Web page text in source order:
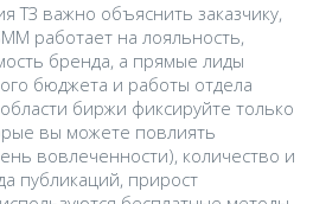
ТЗ важно объяснить заказчику,
работает на лояльность,
бренда, а прямые лиды
бюджета и работы отдела
биржи фиксируйте только
вы можете повлиять
вовлеченности), количество и
публикаций, прирост